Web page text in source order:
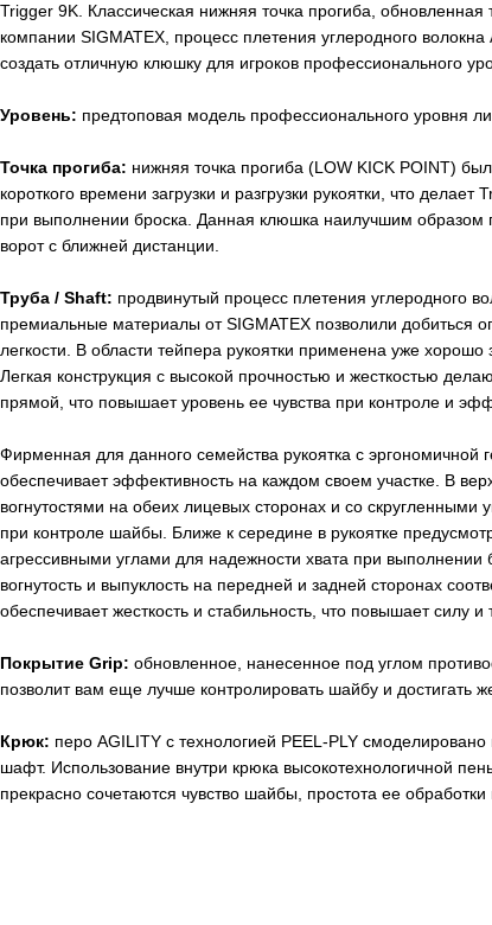
Trigger 9K. Классическая нижняя точка прогиба,
компании SIGMATEX, процесс плетения углеродного
создать отличную клюшку для игроков профессионального
Уровень: предтоповая модель профессионального уровня
Точка прогиба: нижняя точка прогиба (LOW KICK POINT)
короткого времени загрузки и разгрузки рукоятки, что
при выполнении броска. Данная клюшка наилучшим образом
ворот с ближней дистанции.
Труба / Shaft: продвинутый процесс плетения углеродного
премиальные материалы от SIGMATEX позволили добиться
легкости. В области тейпера рукоятки применена уже
Легкая конструкция с высокой прочностью и жесткостью
прямой, что повышает уровень ее чувства при контроле и
Фирменная для данного семейства рукоятка с эргономичной
обеспечивает эффективность на каждом своем участке. В
вогнутостями на обеих лицевых сторонах и со скругленными
при контроле шайбы. Ближе к середине в рукоятке
агрессивными углами для надежности хвата при
вогнутость и выпуклость на передней и задней сторонах
обеспечивает жесткость и стабильность, что повышает силу и
Покрытие Grip: обновленное, нанесенное под углом
позволит вам еще лучше контролировать шайбу и достигать
Крюк: перо AGILITY с технологией PEEL-PLY
шафт. Использование внутри крюка высокотехнологичной
прекрасно сочетаются чувство шайбы, простота ее